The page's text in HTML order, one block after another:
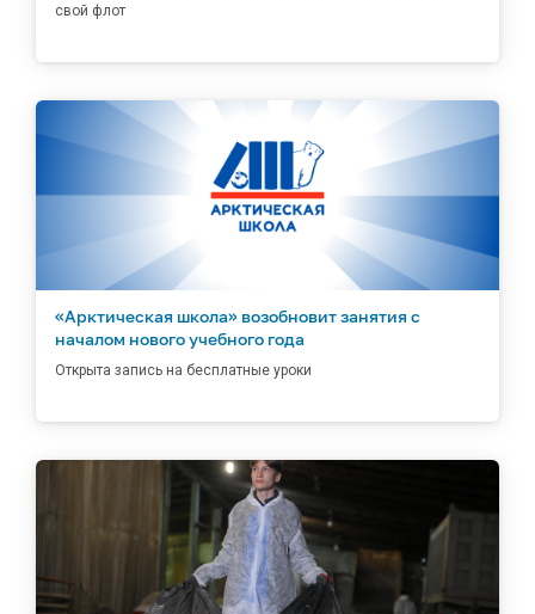
свой флот
«Арктическая школа» возобновит занятия с
началом нового учебного года
Открыта запись на бесплатные уроки